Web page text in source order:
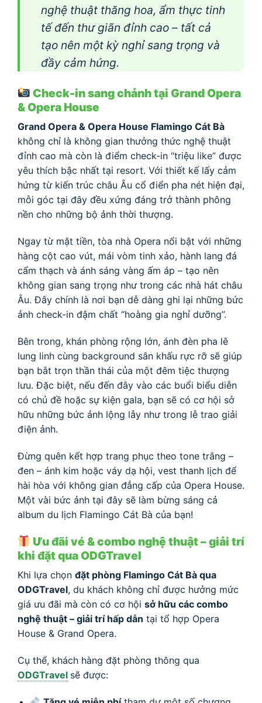
nghệ thuật thăng hoa, ẩm thực tinh
tế đến thư giãn đỉnh cao – tất cả
tạo nên một kỳ nghỉ sang trọng và
đầy cảm hứng.
Check-in sang chảnh tại Grand Opera
& Opera House
Grand Opera & Opera House Flamingo Cát Bà
không chỉ là không gian thưởng thức nghệ thuật
đỉnh cao mà còn là điểm check-in “triệu like” được
yêu thích bậc nhất tại resort. Với thiết kế lấy cảm
hứng từ kiến trúc châu Âu cổ điển pha nét hiện đại,
mỗi góc tại đây đều xứng đáng trở thành phông
nền cho những bộ ảnh thời thượng.
Ngay từ mặt tiền, tòa nhà Opera nổi bật với những
hàng cột cao vút, mái vòm tinh xảo, hành lang đá
cẩm thạch và ánh sáng vàng ấm áp – tạo nên
không gian sang trọng như trong các nhà hát châu
Âu. Đây chính là nơi bạn dễ dàng ghi lại những bức
ảnh check-in đậm chất “hoàng gia nghỉ dưỡng”.
Bên trong, khán phòng rộng lớn, ánh đèn pha lê
lung linh cùng background sân khấu rực rỡ sẽ giúp
bạn bắt trọn thần thái của một đêm tiệc thượng
lưu. Đặc biệt, nếu đến đây vào các buổi biểu diễn
có chủ đề hoặc sự kiện gala, bạn sẽ có cơ hội sở
hữu những bức ảnh lộng lẫy như trong lễ trao giải
điện ảnh.
Đừng quên kết hợp trang phục theo tone trắng –
đen – ánh kim hoặc váy dạ hội, vest thanh lịch để
hài hòa với không gian đẳng cấp của Opera House.
Một vài bức ảnh tại đây sẽ làm bừng sáng cả
album du lịch Flamingo Cát Bà của bạn!
Ưu đãi vé & combo nghệ thuật – giải trí
khi đặt qua ODGTravel
Khi lựa chọn đặt phòng Flamingo Cát Bà qua
ODGTravel, du khách không chỉ được hưởng mức
giá ưu đãi mà còn có cơ hội sở hữu các combo
nghệ thuật – giải trí hấp dẫn tại tổ hợp Opera
House & Grand Opera.
Cụ thể, khách hàng đặt phòng thông qua
ODGTravel sẽ được: